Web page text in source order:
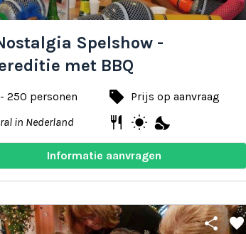
Spelshow -
met BBQ
250 personen local_offer Prijs op aanvraag
in Nederland restaurant wb_sunny nights_stay
Informatie aanvragen
share favorite